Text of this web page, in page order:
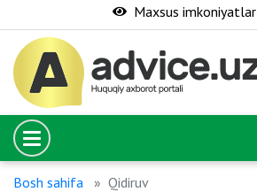
Maxsus imkoniyatlar
Bosh sahifa Qidiruv